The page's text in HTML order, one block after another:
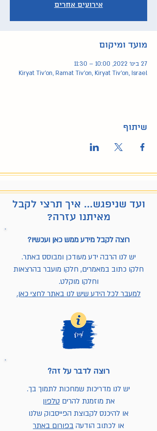
אירועים אחרים
מועד ומיקום
27 בינו׳ 2022, 10:00 – 11:30
Kiryat Tiv'on, Ramat Tiv'on, Kiryat Tiv'on, Israel
שיתוף
ועד שניפגש... איך תרצי לקבל
מאיתנו עזרה?
רוצה לקבל מידע ממש כאן ועכשיו?
יש לנו הרבה ידע מעודכן ומבוסס באתר.
חלקו כתוב במאמרים, חלקו מועבר בהרצאות
וחלקו מוקלט.
למעבר לכל הידע שיש לנו באתר לחצי כאן.
רוצה לדבר על זה?
יש לנו מדריכות שמחכות לתמוך בך.
את מוזמנת להרים טלפון
או להיכנס לקבוצת הפייסבוק שלנו
או לכתוב הודעה בפורום באתר